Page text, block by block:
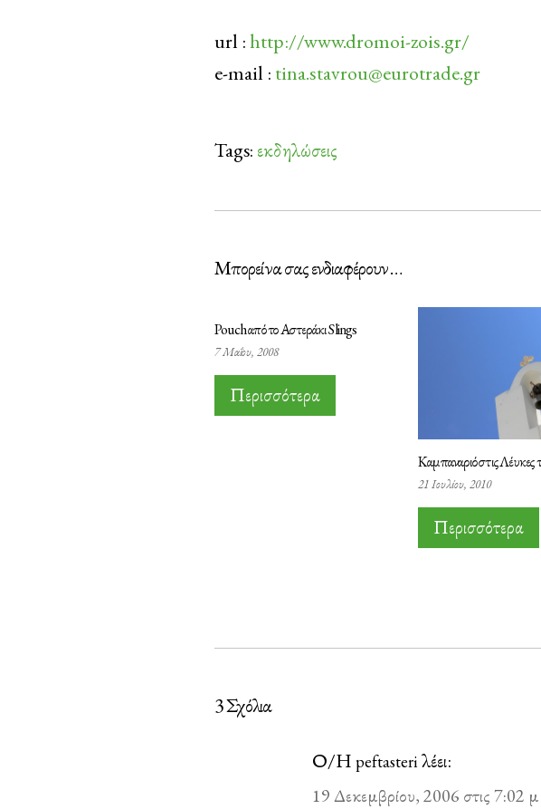
url :http://www.dromoi-zois.gr/
e-mail : tina.stavrou@eurotrade.gr
Tags: εκδηλώσεις
Μπορεί να σας ενδιαφέρουν …
Pouch από το Αστεράκι Slings
7 Μαΐου, 2008
Περισσότερα
Καμπαναριό στις Λέυκες
21 Ιουλίου, 2010
Περισσότερα
3 Σχόλια
Ο/Η peftasteriλέει:
19 Δεκεμβρίου, 2006 στις 7:02